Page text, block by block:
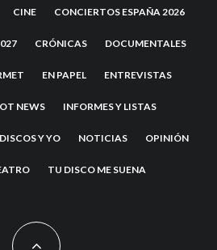
CINE CONCIERTOS ESPAÑA 2026
CRÓNICAS DOCUMENTALES
EN PAPEL ENTREVISTAS
NEWS INFORMES Y LISTAS
Y YO NOTICIAS OPINIÓN
TU DISCO ME SUENA